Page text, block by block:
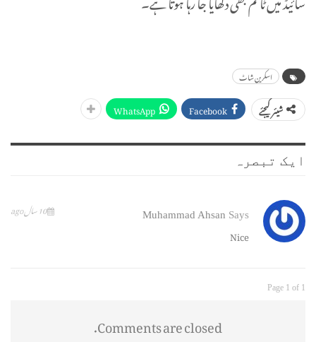
اسکرین شاٹ
شیئر کیجئے Facebook
WhatsApp
ایک تبصرہ
Muhammad Ahsan Says 10 سال ago
Nice
Page 1 of 1
Comments are closed.